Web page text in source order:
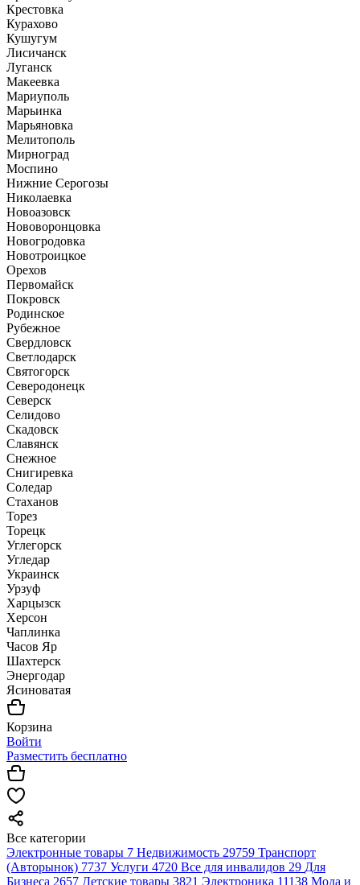
Крестовка
Курахово
Кушугум
Лисичанск
Луганск
Макеевка
Мариуполь
Марьинка
Марьяновка
Мелитополь
Мирноград
Моспино
Нижние Серогозы
Николаевка
Новоазовск
Нововоронцовка
Новогродовка
Новотроицкое
Орехов
Первомайск
Покровск
Родинское
Рубежное
Свердловск
Светлодарск
Святогорск
Северодонецк
Северск
Селидово
Скадовск
Славянск
Снежное
Снигиревка
Соледар
Стаханов
Торез
Торецк
Углегорск
Угледар
Украинск
Урзуф
Харцызск
Херсон
Чаплинка
Часов Яр
Шахтерск
Энергодар
Ясиноватая
Корзина
Войти
Разместить бесплатно
Все категории
Электронные товары 7 Недвижимость 29759 Транспорт
(Авторынок) 7737 Услуги 4720 Все для инвалидов 29 Для
Бизнеса 2657 Детские товары 3821 Электроника 11138 Мода и